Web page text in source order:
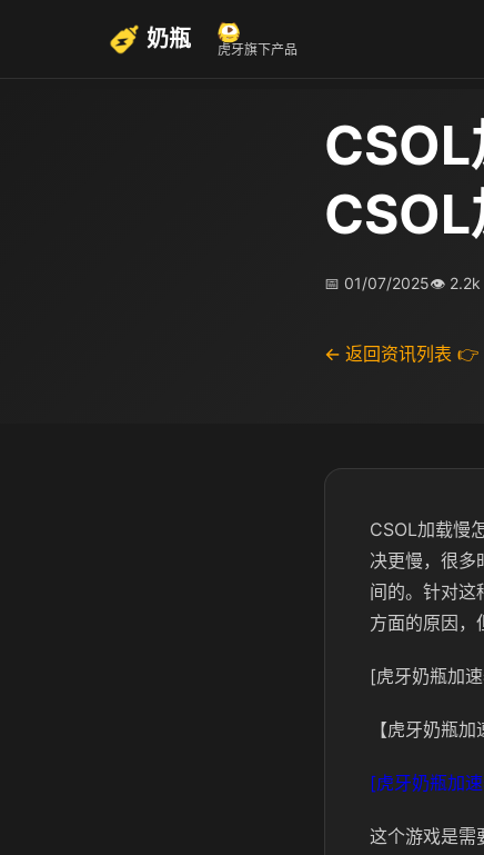
奶瓶 虎牙旗下产品
📅 01/07/2025👁 2.2k
← 返回资讯列表 👉
CSOL加载慢
决更慢，很多
间的。针对这
方面的原因，
[虎牙奶瓶加
【虎牙奶瓶
[虎牙奶瓶加
这个游戏是需